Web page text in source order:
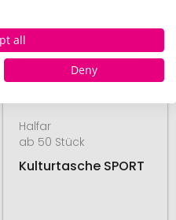
Halfar
ab 50 Stück
Kulturtasche SPORT
all
Deny